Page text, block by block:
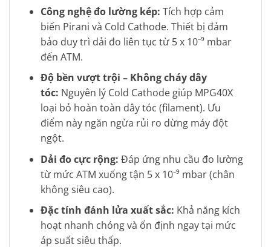
Công nghệ đo lường kép: Tích hợp cảm
biến Pirani và Cold Cathode. Thiết bị đảm
bảo duy trì dải đo liên tục từ 5 x 10⁻⁹ mbar
đến ATM.
Độ bền vượt trội – Không cháy dây
tóc: Nguyên lý Cold Cathode giúp MPG40X
loại bỏ hoàn toàn dây tóc (filament). Ưu
điểm này ngăn ngừa rủi ro dừng máy đột
ngột.
Dải đo cực rộng: Đáp ứng nhu cầu đo lường
từ mức ATM xuống tận 5 x 10⁻⁹ mbar (chân
không siêu cao).
Đặc tính đánh lửa xuất sắc: Khả năng kích
hoạt nhanh chóng và ổn định ngay tại mức
áp suất siêu thấp.